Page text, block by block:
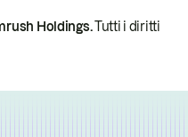
Holdings.Tutti i diritti